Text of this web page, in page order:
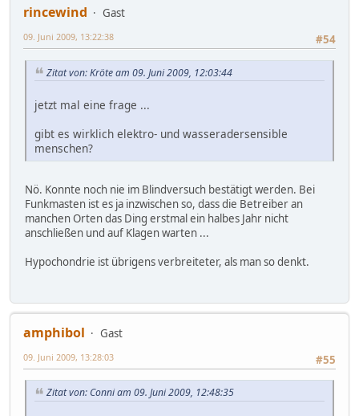
rincewind
Gast
#54
09. Juni 2009, 13:22:38
Zitat von: Kröte am 09. Juni 2009, 12:03:44
jetzt mal eine frage ...
gibt es wirklich elektro- und wasseradersensible
menschen?
Nö. Konnte noch nie im Blindversuch bestätigt werden. Bei
Funkmasten ist es ja inzwischen so, dass die Betreiber an
manchen Orten das Ding erstmal ein halbes Jahr nicht
anschließen und auf Klagen warten ...
Hypochondrie ist übrigens verbreiteter, als man so denkt.
amphibol
Gast
#55
09. Juni 2009, 13:28:03
Zitat von: Conni am 09. Juni 2009, 12:48:35